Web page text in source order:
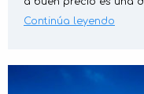
Continúa leyendo